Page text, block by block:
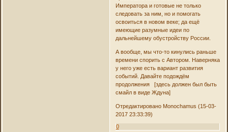
Императора и готовые не только
следовать за ним, но и помогать
освоиться в новом веке; да ещё
имеющие разумные идеи по
дальнейшему обустройству России.
А вообще, мы что-то кинулись раньше
времени спорить с Автором. Наверняка
у него уже есть вариант развития
событий. Давайте подождём
продолжения [здесь должен был быть
смайл в виде Ждуна]
Отредактировано Monochamus (15-03-
2017 23:33:39)
0